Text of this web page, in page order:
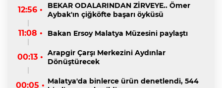
12:56 •
BEKAR ODALARINDAN ZİRVEYE.. Ömer
Aybak'ın çiğköfte başarı öyküsü
11:08 • Bakan Ersoy Malatya Müzesini paylaştı
00:13 • Arapgir Çarşı Merkezini Aydınlar
Dönüştürecek
00:05 • Malatya'da binlerce ürün denetlendi, 544